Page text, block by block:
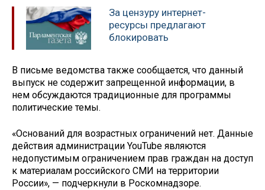
За цензуру интернет-
ресурсы предлагают
блокировать
В письме ведомства также сообщается, что данный
выпуск не содержит запрещенной информации, в
нем обсуждаются традиционные для программы
политические темы.
«Оснований для возрастных ограничений нет. Данные
действия администрации YouTube являются
недопустимым ограничением прав граждан на доступ
к материалам российского СМИ на территории
России», — подчеркнули в Роскомнадзоре.